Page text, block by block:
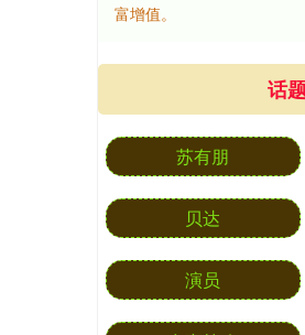
富增值。
话
苏有朋
贝达
演员